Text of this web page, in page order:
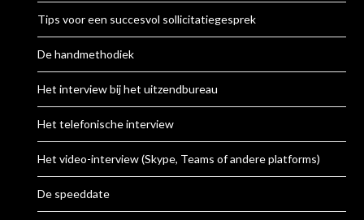
Tips voor een succesvol sollicitatiegesprek
De handmethodiek
Het interview bij het uitzendbureau
Het telefonische interview
Het video-interview (Skype, Teams of andere platforms)
De speeddate